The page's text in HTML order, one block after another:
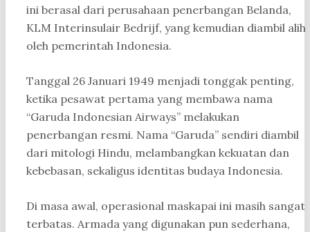
ini berasal dari perusahaan penerbangan Belanda,
KLM Interinsulair Bedrijf, yang kemudian diambil alih
oleh pemerintah Indonesia.
Tanggal 26 Januari 1949 menjadi tonggak penting,
ketika pesawat pertama yang membawa nama
“Garuda Indonesian Airways” melakukan
penerbangan resmi. Nama “Garuda” sendiri diambil
dari mitologi Hindu, melambangkan kekuatan dan
kebebasan, sekaligus identitas budaya Indonesia.
Di masa awal, operasional maskapai ini masih sangat
terbatas. Armada yang digunakan pun sederhana,